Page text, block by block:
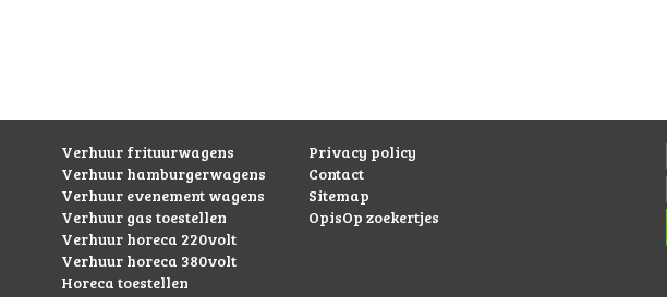
Verhuur frituurwagens
Verhuur hamburgerwagens
Verhuur evenement wagens
Verhuur gas toestellen
Verhuur horeca 220volt
Verhuur horeca 380volt
Horeca toestellen
Privacy policy
Contact
Sitemap
OpisOp zoekertjes